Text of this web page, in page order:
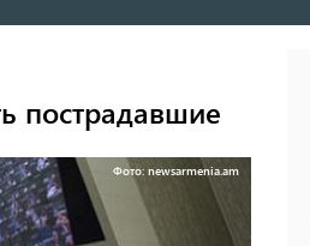
пострадавшие
Фото: newsarmenia.am